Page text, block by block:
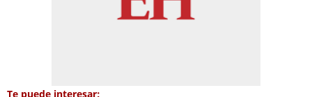
Te puede interesar: